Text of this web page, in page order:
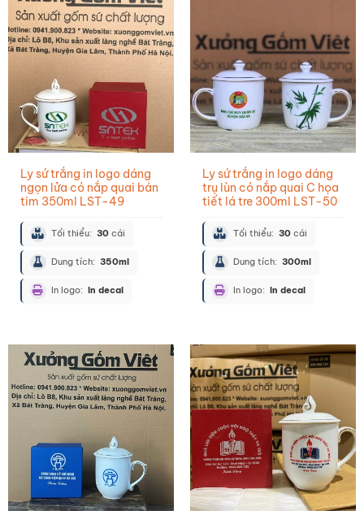
Ly sứ trắng in logo dáng
ngọn lửa có nắp quai bán
tim 350ml LST-49
Tối thiểu: 30cái
Dung tích: 350ml
In logo: In decal
Ly sứ trắng in logo dáng
trụ lùn có nắp quai C họa
tiết lá tre 300ml LST-50
Tối thiểu: 30cái
Dung tích: 300ml
In logo: In decal